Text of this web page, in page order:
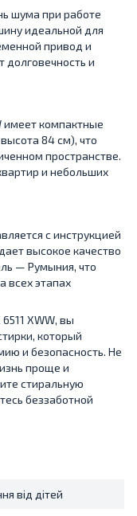
шума при работе
идеальной для
привод и
долговечность и
имеет компактные
84 см), что
пространстве.
и небольших
с инструкцией
высокое качество
— Румыния, что
всех этапах
XWW, вы
который
и безопасность. Не
проще и
стиральную
беззаботной
від дітей